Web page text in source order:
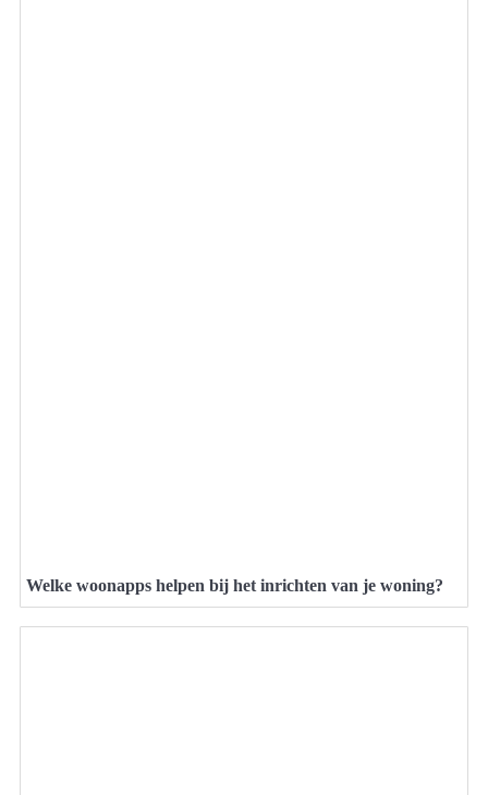
Welke woonapps helpen bij het inrichten van je woning?